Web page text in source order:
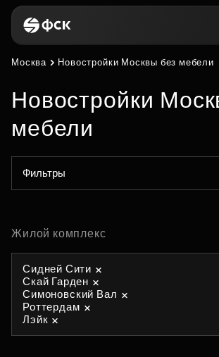
Москва Новостройки Москвы без мебели
Новостройки
мебели
Фильтры
Жилой комплекс
Сидней Сити
Скай Гарден
Симоновский Вал
Роттердам
Лэйк